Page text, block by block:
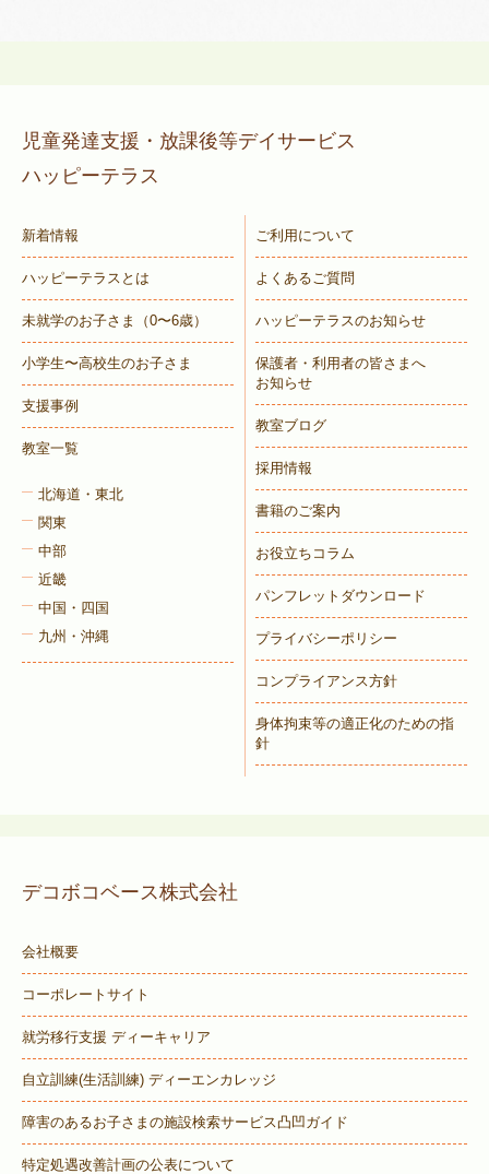
児童発達支援・放課後等デイサービス
ハッピーテラス
新着情報
ハッピーテラスとは
未就学のお子さま （0〜6歳）
小学生〜高校生のお子さま
支援事例
教室一覧
北海道・東北
関東
中部
近畿
中国・四国
九州・沖縄
ご利用について
よくあるご質問
ハッピーテラスのお知らせ
保護者・利用者の皆さまへ
お知らせ
教室ブログ
採用情報
書籍のご案内
お役立ちコラム
パンフレットダウンロード
プライバシーポリシー
コンプライアンス方針
身体拘束等の適正化のための指
針
デコボコベース株式会社
会社概要
コーポレートサイト
就労移行支援 ディーキャリア
自立訓練(生活訓練) ディーエンカレッジ
障害のあるお子さまの施設検索サービス凸凹ガイド
特定処遇改善計画の公表について